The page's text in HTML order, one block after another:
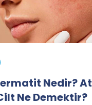
Nedir?
Ne Demektir?